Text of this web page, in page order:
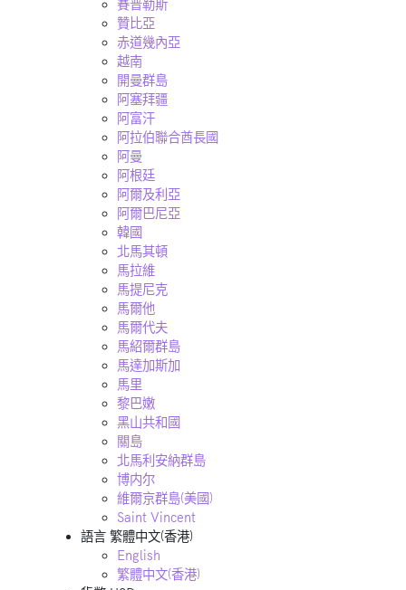
賽普勒斯
贊比亞
赤道幾內亞
越南
開曼群島
阿塞拜疆
阿富汗
阿拉伯聯合酋長國
阿曼
阿根廷
阿爾及利亞
阿爾巴尼亞
韓國
北馬其頓
馬拉維
馬提尼克
馬爾他
馬爾代夫
馬紹爾群島
馬達加斯加
馬里
黎巴嫩
黑山共和國
關島
北馬利安納群島
博内尔
維爾京群島(美國)
Saint Vincent
語言 繁體中文(香港)
English
繁體中文(香港)